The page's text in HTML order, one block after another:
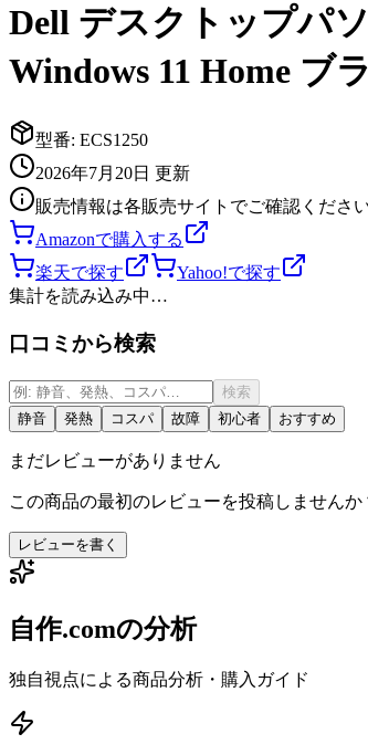
Dell デスクトップパ
Windows 11 Home ブ
型番: ECS1250
2026年7月20日 更新
販売情報は各販売サイトでご確認くださ
Amazonで購入する
楽天で探す
Yahoo!で探す
集計を読み込み中…
口コミから検索
検索
静音
発熱 コスパ 故障 初心者 おすすめ
まだレビューがありません
この商品の最初のレビューを投稿しませんか
レビューを書く
自作.comの分析
独自視点による商品分析・購入ガイド